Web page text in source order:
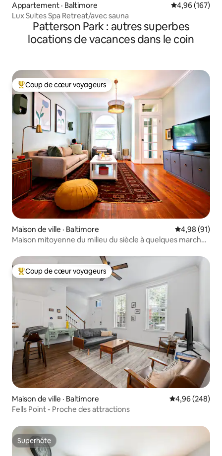
Appartement · Baltimore Note
4,96 (167)
Lux Suites Spa Retreat/avec sauna
Patterson Park : autres superbes
locations de vacances dans le coin
Coup de cœur voyageurs parmi les plus aimés
Coup de cœur voyageurs
Maison de ville · Baltimore Note
4,98 (91)
Maison mitoyenne du milieu du siècle à quelques marches
Coup de cœur voyageurs parmi les plus aimés
Coup de cœur voyageurs
Maison de ville · Baltimore Note
4,96 (248)
Fells Point - Proche des attractions
Superhôte
Superhôte